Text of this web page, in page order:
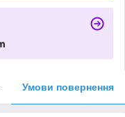
Умови повернення